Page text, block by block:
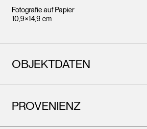
Fotografie auf Papier
10,9×14,9 cm
OBJEKTDATEN
PROVENIENZ